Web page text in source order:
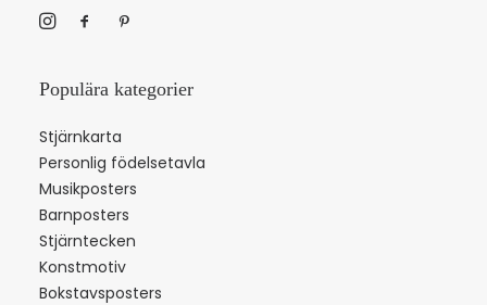
Populära kategorier
Stjärnkarta
Personlig födelsetavla
Musikposters
Barnposters
Stjärntecken
Konstmotiv
Bokstavsposters